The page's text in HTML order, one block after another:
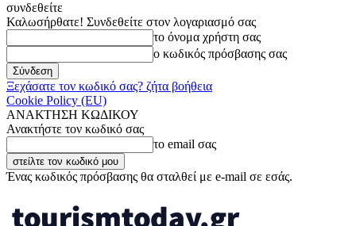
συνδεθείτε
Καλωσήρθατε! Συνδεθείτε στον λογαριασμό σας
το όνομα χρήστη σας
ο κωδικός πρόσβασης σας
Ξεχάσατε τον κωδικό σας? ζήτα βοήθεια
Cookie Policy (EU)
ΑΝΑΚΤΗΣΗ ΚΩΔΙΚΟΥ
Ανακτήστε τον κωδικό σας
το email σας
Ένας κωδικός πρόσβασης θα σταλθεί με e-mail σε εσάς.